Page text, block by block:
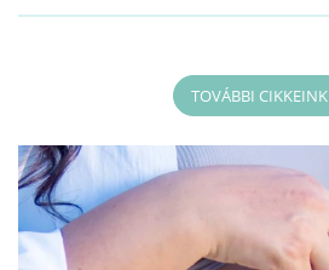
TOVÁBBI CIKKEINK